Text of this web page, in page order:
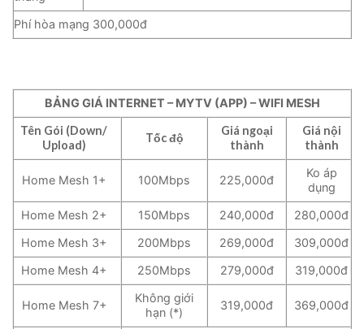
Phí hòa mạng 300,000đ
BẢNG GIÁ INTERNET – MYTV (APP) – WIFI MESH
Tên Gói (Down/
Upload)
Tốc độ
Giá ngoại
thành
Giá nội
thành
Home Mesh 1+ 100Mbps 225,000đ
Ko áp
dụng
Home Mesh 2+
150Mbps 240,000đ
280,000đ
Home Mesh 3+
200Mbps 269,000đ
309,000đ
Home Mesh 4+
250Mbps 279,000đ 319,000đ
Home Mesh 7+
Không giới
hạn (*)
319,000đ 369,000đ